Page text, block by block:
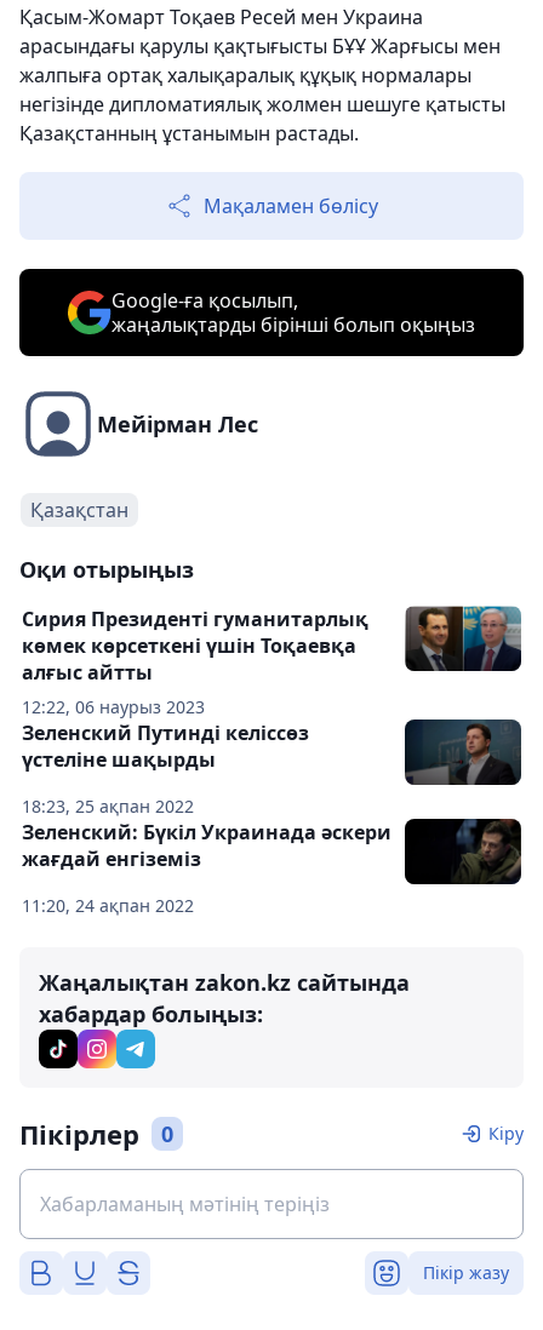
Қасым-Жомарт Тоқаев Ресей мен Украина
арасындағы қарулы қақтығысты БҰҰ Жарғысы мен
жалпыға ортақ халықаралық құқық нормалары
негізінде дипломатиялық жолмен шешуге қатысты
Қазақстанның ұстанымын растады.
Мақаламен бөлісу
Google-ға қосылып,
жаңалықтарды бірінші болып оқыңыз
Мейірман Лес
Қазақстан
Оқи отырыңыз
12:22, 06 наурыз 2023
Cирия Президенті гуманитарлық
көмек көрсеткені үшін Тоқаевқа
алғыс айтты
18:23, 25 ақпан 2022
Зеленский Путинді келіссөз
үстеліне шақырды
11:20, 24 ақпан 2022
Зеленский: Бүкіл Украинада әскери
жағдай енгіземіз
Жаңалықтан zakon.kz сайтында
хабардар болыңыз:
Пікірлер 0 Кіру
Пікір жазу